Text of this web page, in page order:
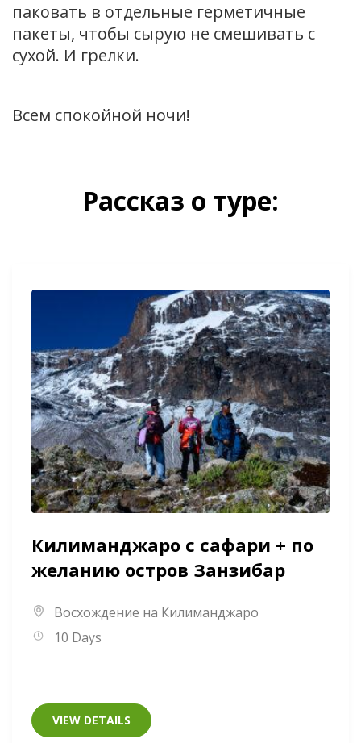
паковать в отдельные герметичные
пакеты, чтобы сырую не смешивать с
сухой. И грелки.
Всем спокойной ночи!
Рассказ о туре:
Килиманджаро с сафари + по
желанию остров Занзибар
Восхождение на Килиманджаро
10 Days
VIEW DETAILS